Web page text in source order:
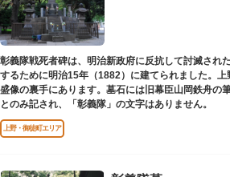
彰義隊戦死者碑は、明治新政府に反抗して討滅され
するために明治15年（1882）に建てられました。
盛像の裏手にあります。墓石には旧幕臣山岡鉄舟の
とのみ記され、「彰義隊」の文字はありません。
上野・御徒町エリア